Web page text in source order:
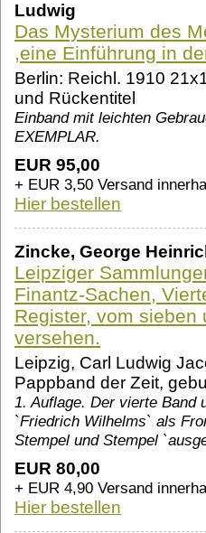
Ludwig
Das Mysterium des
,eine Einführung in
Berlin: Reichl. 1910
und Rückentitel
Einband mit leichten
EXEMPLAR.
EUR 95,00
+ EUR 3,50 Versand
Hier bestellen
Zincke, George
Leipziger
Finantz-Sachen,
Register, vom
versehen.
Leipzig, Carl Ludwig
Pappband der Zeit,
1. Auflage. Der vierte Band
`Friedrich Wilhelms` als
Stempel und Stempel
EUR 80,00
+ EUR 4,90 Versand
Hier bestellen